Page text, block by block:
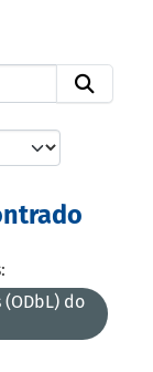
do